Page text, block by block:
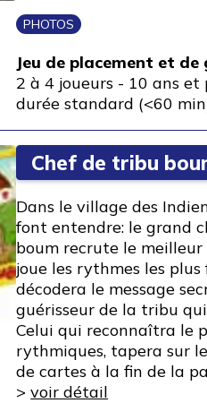
PHOTOS
Jeu de placement et de
2 à 4 joueurs - 10 ans et
durée standard (<60
Chef de tribu
Dans le village des
font entendre: le grand
boum recrute le
joue les rythmes les
décodera le message
guérisseur de la tribu
Celui qui reconnaîtra le
rythmiques, tapera sur
de cartes à la fin de la
>voir détail